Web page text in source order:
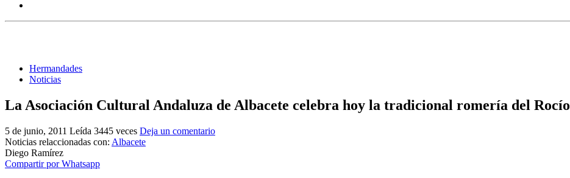
Hermandades
Noticias
La Asociación Cultural Andaluza de Albacete celebra hoy la tradicional romería del Rocío
5 de junio, 2011 Leída 3445 veces Deja un comentario
Noticias relaccionadas con: Albacete
Diego Ramírez
Compartir por Whatsapp